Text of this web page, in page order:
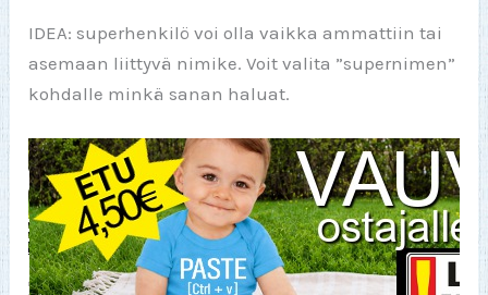
IDEA: superhenkilö voi olla vaikka ammattiin tai
asemaan liittyvä nimike. Voit valita ”supernimen”
kohdalle minkä sanan haluat.